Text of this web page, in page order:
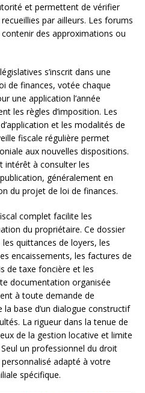
et permettent de vérifier
par ailleurs. Les forums
des approximations ou
s’inscrit dans une
de finances, votée chaque
une application l’année
les règles d’imposition. Les
et les modalités de
fiscale régulière permet
aux nouvelles dispositions.
intérêt à consulter les
généralement en
du projet de loi de finances.
complet facilite les
du propriétaire. Ce dossier
quittances de loyers, les
encaissements, les factures de
de taxe foncière et les
documentation organisée
à toute demande de
la base d’un dialogue constructif
La rigueur dans la tenue de
de la gestion locative et limite
un professionnel du droit
adapté à votre
spécifique.